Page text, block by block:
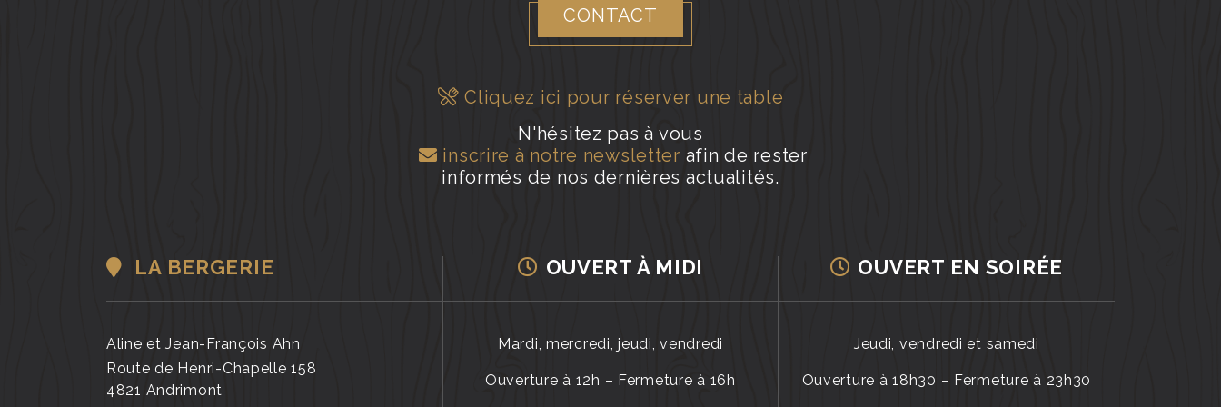
CONTACT
Cliquez ici pour réserver une table
N'hésitez pas à vous
inscrire à notre newsletter afin de rester
informés de nos dernières actualités.
LA BERGERIE
Aline et Jean-François Ahn
Route de Henri-Chapelle 158
4821 Andrimont
OUVERT À MIDI
Mardi, mercredi, jeudi, vendredi
Ouverture à 12h – Fermeture à 16h
OUVERT EN SOIRÉE
Jeudi, vendredi et samedi
Ouverture à 18h30 – Fermeture à 23h30